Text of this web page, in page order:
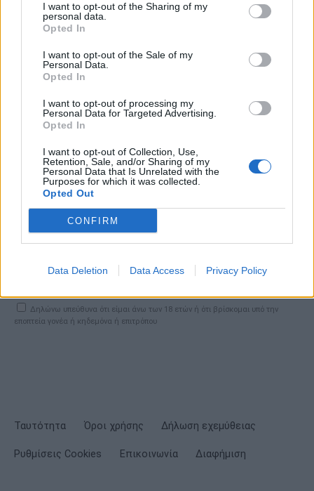
I want to opt-out of the Sharing of my
personal data.
Opted In
I want to opt-out of the Sale of my
Personal Data.
Opted In
I want to opt-out of processing my
Personal Data for Targeted Advertising.
Opted In
I want to opt-out of Collection, Use,
Retention, Sale, and/or Sharing of my
Personal Data that Is Unrelated with the
Purposes for which it was collected.
Opted Out
CONFIRM
Data Deletion Data Access Privacy Policy
Εγγραφή στο Newsletter
Σημαντικά νέα για την υγεία στο mail σας καθημερινά
ΕΓΓΡΑΦΗ
Έχω διαβάσει, κατανοώ και αποδέχομαι τους όρους χρήσης και τη
Δηλώνω υπεύθυνα ότι είμαι άνω των 18 ετών ή ότι βρίσκομαι υπό την
εποπτεία γονέα ή κηδεμόνα ή επιτρόπου
Ταυτότητα Όροι χρήσης Δήλωση εχεμύθειας
Ρυθμίσεις Cookies Επικοινωνία Διαφήμιση